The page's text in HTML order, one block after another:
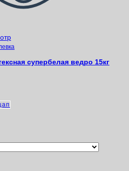
супербелая ведро 15кг